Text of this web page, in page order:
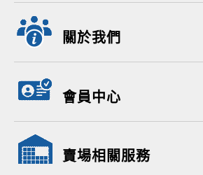
關於我們
會員中心
賣場相關服務